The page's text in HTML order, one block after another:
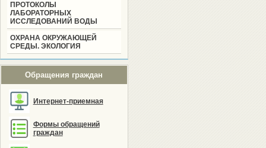
ПРОТОКОЛЫ
ЛАБОРАТОРНЫХ
ИССЛЕДОВАНИЙ ВОДЫ
ОХРАНА ОКРУЖАЮЩЕЙ
СРЕДЫ. ЭКОЛОГИЯ
Обращения граждан
Интернет-приемная
Формы обращений
граждан